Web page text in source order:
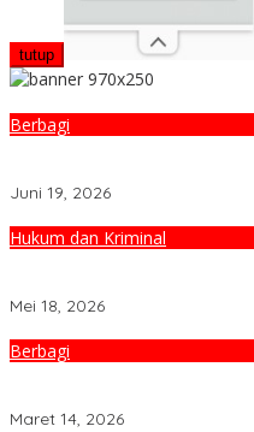
tutup
Berbagi
Juni 19, 2026
Hukum dan Kriminal
Mei 18, 2026
Berbagi
Maret 14, 2026